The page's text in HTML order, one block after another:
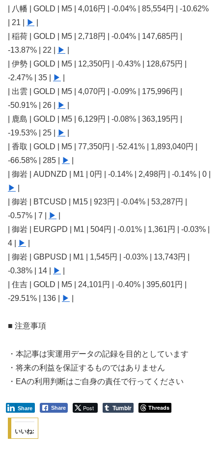
| 八幡 | GOLD | M5 | 4,016円 | -0.04% | 85,554円 | -10.62%
| 21 |
▶
| 稲荷 | GOLD | M5 | 2,718円 | -0.04% | 147,685円 |
-13.87% | 22 |
▶
| 伊勢 | GOLD | M5 | 12,350円 | -0.43% | 128,675円 |
-2.47% | 35 |
▶
| 出雲 | GOLD | M5 | 4,070円 | -0.09% | 175,996円 |
-50.91% | 26 |
▶
| 鹿島 | GOLD | M5 | 6,129円 | -0.08% | 363,195円 |
-19.53% | 25 |
▶
| 香取 | GOLD | M5 | 77,350円 | -52.41% | 1,893,040円 |
-66.58% | 285 |
▶
| 御岩 | AUDNZD | M1 | 0円 | -0.14% | 2,498円 | -0.14% | 0 |
▶
| 御岩 | BTCUSD | M15 | 923円 | -0.04% | 53,287円 |
-0.57% | 7 |
▶
| 御岩 | EURGPD | M1 | 504円 | -0.01% | 1,361円 | -0.03% |
4 |
▶
| 御岩 | GBPUSD | M1 | 1,545円 | -0.03% | 13,743円 |
-0.38% | 14 |
▶
| 住吉 | GOLD | M5 | 24,101円 | -0.40% | 395,601円 |
-29.51% | 136 |
▶
■ 注意事項
・本記事は実運用データの記録を目的としています
・将来の利益を保証するものではありません
・EAの利用判断はご自身の責任で行ってください
Share Post
Share Tumblr Threads
いいね: